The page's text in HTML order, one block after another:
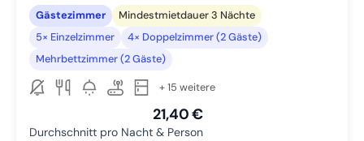
Gästezimmer
Mindestmietdauer 3 Nächte
5× Einzelzimmer
4× Doppelzimmer (2 Gäste)
Mehrbettzimmer (2 Gäste)
+ 15 weitere
21,40 €
Durchschnitt pro Nacht & Person